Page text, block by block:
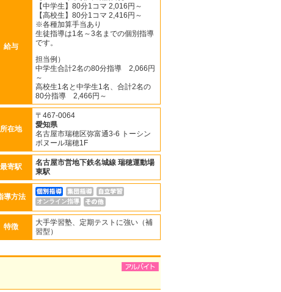
給与
【中学生】80分1コマ 2,016円～
【高校生】80分1コマ 2,416円～
※各種加算手当あり
生徒指導は1名～3名までの個別指導
です。
担当例）
中学生合計2名の80分指導 2,066円
～
高校生1名と中学生1名、合計2名の
80分指導 2,466円～
所在地
〒467-0064
愛知県
名古屋市瑞穂区弥富通3-6 トーシン
ボヌール瑞穂1F
最寄駅
名古屋市営地下鉄名城線 瑞穂運動場
東駅
導方法
オンライン指導
特徴
大手学習塾、定期テストに強い（補
習型）